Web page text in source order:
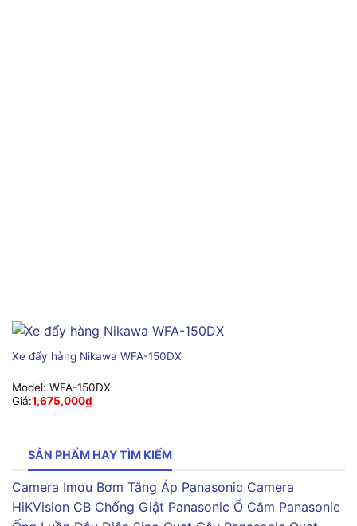
Xe đẩy hàng Nikawa WFA-150DX
Model: WFA-150DX
Giá:1,675,000₫
SẢN PHẨM HAY TÌM KIẾM
Camera Imou Bơm Tăng Áp Panasonic Camera
HiKVision CB Chống Giật Panasonic Ổ Cắm Panasonic